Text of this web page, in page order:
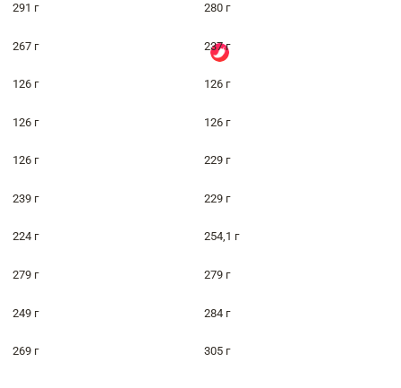
291 г 280 г
267 г 237 г
126 г 126 г
126 г 126 г
126 г 229 г
239 г 229 г
224 г 254,1 г
279 г 279 г
249 г 284 г
269 г 305 г